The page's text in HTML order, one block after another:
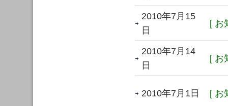
2010年7月15
日
[ お
2010年7月14
日
[ お
2010年7月1日 [ お